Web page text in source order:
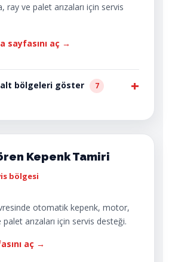
ve palet arızaları için servis
sayfasını aç →
bölgeleri göster 7
Kepenk Tamiri
bölgesi
otomatik kepenk, motor,
arızaları için servis desteği.
aç →